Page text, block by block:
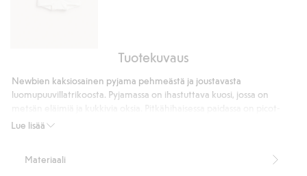
pakkaus
Tuotekuvaus
Lue lisää
Newbien kaksiosainen pyjama pehmeästä ja joustavasta
luomupuuvillatrikoosta. Pyjamassa on ihastuttava kuosi, jossa on
reunus pääntiessä sekä suloinen pieni röyhelö olkapäillä. Housut ovat
Kaksiosainen pyjama.
Materiaali